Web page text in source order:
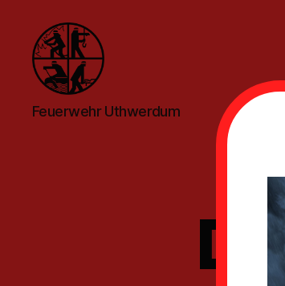
Feuerwehr
Uthwerdum
Feuerwehr Uthwerdum